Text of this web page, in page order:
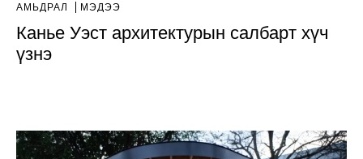
АМЬДРАЛ МЭДЭЭ
Канье Уэст архитектурын салбарт хүч
үзнэ